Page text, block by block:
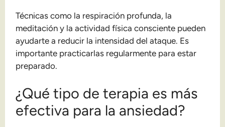
Técnicas como la respiración profunda, la
meditación y la actividad física consciente pueden
ayudarte a reducir la intensidad del ataque. Es
importante practicarlas regularmente para estar
preparado.
¿Qué tipo de terapia es más
efectiva para la ansiedad?